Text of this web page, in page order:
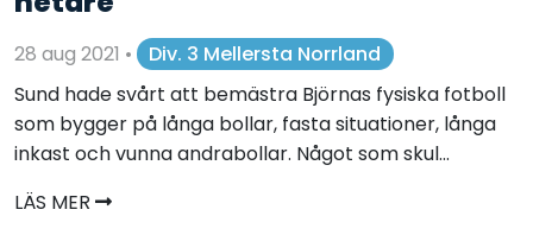
28 aug 2021 •
Div. 3 Mellersta Norrland
Sund hade svårt att bemästra Björnas fysiska fotboll
som bygger på långa bollar, fasta situationer, långa
inkast och vunna andrabollar. Något som skul...
LÄS MER